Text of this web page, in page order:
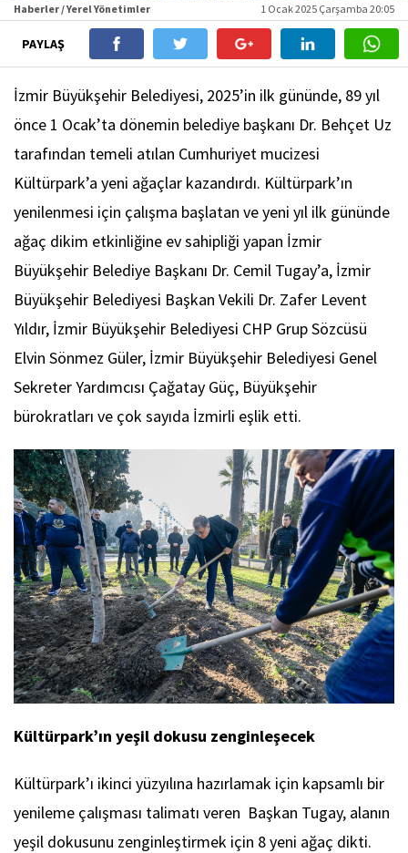
Haberler / Yerel Yönetimler 1 Ocak 2025 Çarşamba 20:05
PAYLAŞ
İzmir Büyükşehir Belediyesi, 2025’in ilk gününde, 89 yıl
önce 1 Ocak’ta dönemin belediye başkanı Dr. Behçet Uz
tarafından temeli atılan Cumhuriyet mucizesi
Kültürpark’a yeni ağaçlar kazandırdı. Kültürpark’ın
yenilenmesi için çalışma başlatan ve yeni yıl ilk gününde
ağaç dikim etkinliğine ev sahipliği yapan İzmir
Büyükşehir Belediye Başkanı Dr. Cemil Tugay’a, İzmir
Büyükşehir Belediyesi Başkan Vekili Dr. Zafer Levent
Yıldır, İzmir Büyükşehir Belediyesi CHP Grup Sözcüsü
Elvin Sönmez Güler, İzmir Büyükşehir Belediyesi Genel
Sekreter Yardımcısı Çağatay Güç, Büyükşehir
bürokratları ve çok sayıda İzmirli eşlik etti.
Kültürpark’ın yeşil dokusu zenginleşecek
Kültürpark’ı ikinci yüzyılına hazırlamak için kapsamlı bir
yenileme çalışması talimatı veren Başkan Tugay, alanın
yeşil dokusunu zenginleştirmek için 8 yeni ağaç dikti.